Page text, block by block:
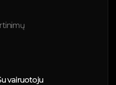
vairuotoju